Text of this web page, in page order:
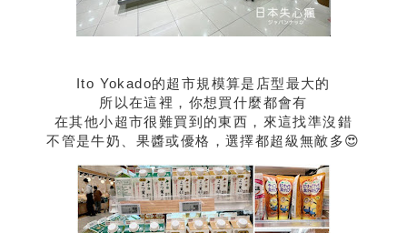
Ito Yokado的超市規模算是店型最大的
所以在這裡，你想買什麼都會有
在其他小超市很難買到的東西，來這找準沒錯
不管是牛奶、果醬或優格，選擇都超級無敵多😍